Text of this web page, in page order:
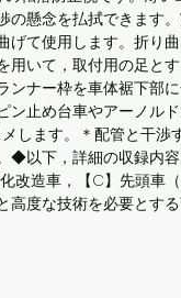
の懸念を払拭できま
げて使用します。折り
用いて，取付用の足と
ンナー枠を車体裾下部
ン止め台車やアーノル
します。＊配管と干
◆以下，詳細の収録内
改造車，【C】先頭車
度な技術を必要とする